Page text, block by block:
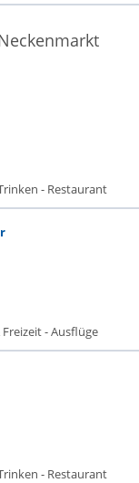
- Restaurant
- Ausflüge
- Restaurant